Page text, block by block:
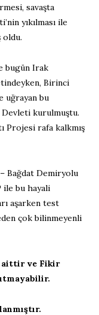
savaşta
yıkılması ile
oldu.
bugün Irak
Birinci
uğrayan bu
kurulmuştu.
Projesi rafa kalkmış
Bağdat Demiryolu
ile bu hayali
aşarken test
çok bilinmeyenli
aittir ve Fikir